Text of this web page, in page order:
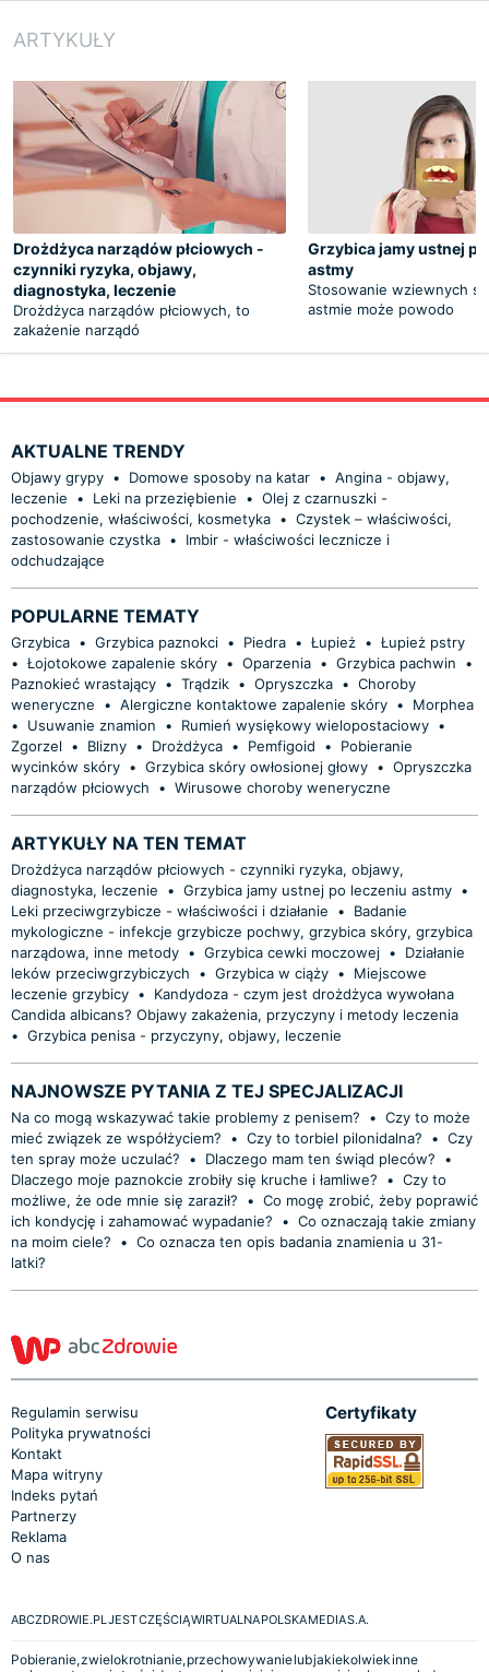
ARTYKUŁY
Drożdżyca narządów płciowych -
czynniki ryzyka, objawy,
diagnostyka, leczenie
Drożdżyca narządów płciowych, to
zakażenie narządó
Grzybica jamy ustnej
astmy
Stosowanie wziewnych
astmie może powodo
AKTUALNE TRENDY
Objawy grypy • Domowe sposoby na katar • Angina - objawy,
leczenie
• Leki na przeziębienie • Olej z czarnuszki -
pochodzenie, właściwości, kosmetyka • Czystek – właściwości,
zastosowanie czystka •
Imbir - właściwości lecznicze i
odchudzające
POPULARNE TEMATY
Grzybica • Grzybica paznokci • Piedra • Łupież • Łupież pstry
• Łojotokowe zapalenie skóry • Oparzenia • Grzybica pachwin
•
Paznokieć wrastający • Trądzik • Opryszczka • Choroby
weneryczne
• Alergiczne kontaktowe zapalenie skóry •
Morphea
•
Usuwanie znamion • Rumień wysiękowy wielopostaciowy •
Zgorzel
• Blizny • Drożdżyca • Pemfigoid •
Pobieranie
wycinków skóry • Grzybica skóry owłosionej głowy • Opryszczka
narządów płciowych
• Wirusowe choroby weneryczne
ARTYKUŁY NA TEN TEMAT
Drożdżyca narządów płciowych - czynniki ryzyka, objawy,
diagnostyka, leczenie
• Grzybica jamy ustnej po leczeniu astmy •
Leki przeciwgrzybicze - właściwości i działanie
•
Badanie
mykologiczne - infekcje grzybicze pochwy, grzybica skóry, grzybica
narządowa, inne metody • Grzybica cewki moczowej •
Działanie
leków przeciwgrzybiczych
• Grzybica w ciąży •
Miejscowe
leczenie grzybicy •
Kandydoza - czym jest drożdżyca wywołana
Candida albicans? Objawy zakażenia, przyczyny i metody leczenia
• Grzybica penisa - przyczyny, objawy, leczenie
NAJNOWSZE PYTANIA Z TEJ SPECJALIZACJI
Na co mogą wskazywać takie problemy z penisem? • Czy to może
mieć związek ze współżyciem?
• Czy to torbiel pilonidalna? • Czy
ten spray może uczulać?
• Dlaczego mam ten świąd pleców?
•
Dlaczego moje paznokcie zrobiły się kruche i łamliwe?
• Czy to
możliwe, że ode mnie się zaraził?
• Co mogę zrobić, żeby poprawić
ich kondycję i zahamować wypadanie?
• Co oznaczają takie zmiany
na moim ciele?
• Co oznacza ten opis badania znamienia u 31-
latki?
Regulamin serwisu
Polityka prywatności
Kontakt
Mapa witryny
Indeks pytań
Partnerzy
Reklama
O nas
Certyfikaty
ABCZDROWIE.PL JEST CZĘŚCIĄ WIRTUALNA POLSKA MEDIA S.A.
Pobieranie, zwielokrotnianie, przechowywanie lub jakiekolwiek inne